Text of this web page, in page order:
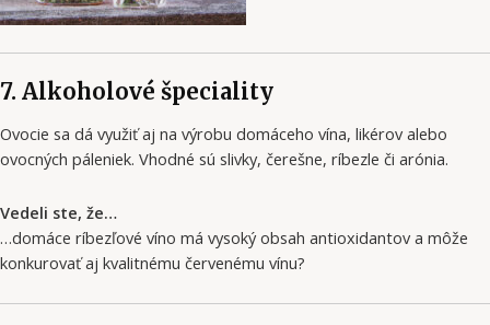
7. Alkoholové špeciality
Ovocie sa dá využiť aj na výrobu domáceho vína, likérov alebo
ovocných páleniek. Vhodné sú slivky, čerešne, ríbezle či arónia.
Vedeli ste, že…
…domáce ríbezľové víno má vysoký obsah antioxidantov a môže
konkurovať aj kvalitnému červenému vínu?